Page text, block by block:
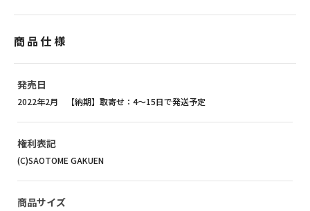
商品仕様
発売日
2022年2月 【納期】取寄せ：4～15日で発送予定
権利表記
(C)SAOTOME GAKUEN
商品サイズ